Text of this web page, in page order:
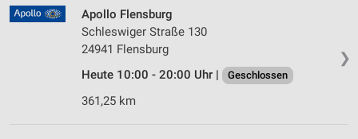
❯
Apollo Flensburg
Schleswiger Straße 130
24941 Flensburg
Heute 10:00 - 20:00 Uhr |
Geschlossen
361,25 km